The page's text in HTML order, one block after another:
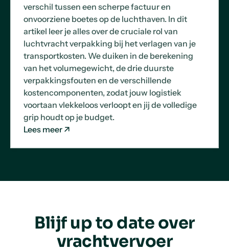
verschil tussen een scherpe factuur en
onvoorziene boetes op de luchthaven. In dit
artikel leer je alles over de cruciale rol van
luchtvracht verpakking bij het verlagen van je
transportkosten. We duiken in de berekening
van het volumegewicht, de drie duurste
verpakkingsfouten en de verschillende
kostencomponenten, zodat jouw logistiek
voortaan vlekkeloos verloopt en jij de volledige
grip houdt op je budget.
Lees meer
Blijf up to date over
vrachtvervoer